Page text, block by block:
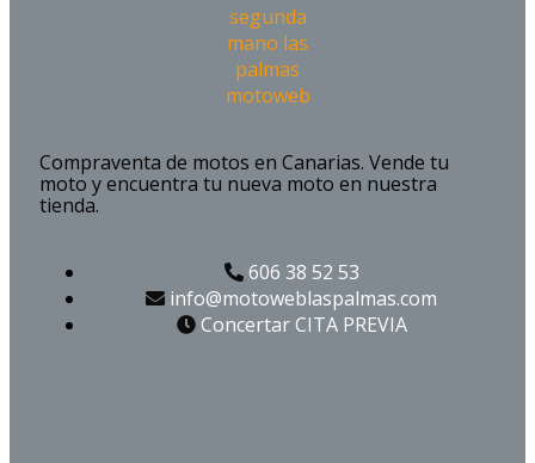
Compraventa de motos en Canarias. Vende tu
moto y encuentra tu nueva moto en nuestra
tienda.
606 38 52 53
info@motoweblaspalmas.com
Concertar CITA PREVIA